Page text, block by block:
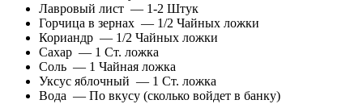
Лавровый лист — 1-2 Штук
Горчица в зернах — 1/2 Чайных ложки
Кориандр — 1/2 Чайных ложки
Сахар — 1 Ст. ложка
Соль — 1 Чайная ложка
Уксус яблочный — 1 Ст. ложка
Вода — По вкусу (сколько войдет в банку)